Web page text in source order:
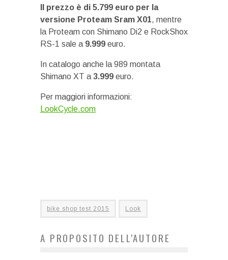
Il prezzo è di 5.799 euro per la
versione Proteam Sram X01, mentre
la Proteam con Shimano Di2 e RockShox
RS-1 sale a 9.999 euro.
In catalogo anche la 989 montata
Shimano XT a 3.999 euro.
Per maggiori informazioni:
LookCycle.com
bike shop test 2015 Look
A PROPOSITO DELL'AUTORE